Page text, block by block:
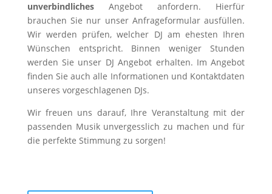
unverbindlichesAngebot anfordern. Hierfür
brauchen Sie nur unser Anfrageformular ausfüllen.
Wir werden prüfen, welcher DJ am ehesten Ihren
Wünschen entspricht. Binnen weniger Stunden
werden Sie unser DJ Angebot erhalten. Im Angebot
finden Sie auch alle Informationen und Kontaktdaten
unseres vorgeschlagenen DJs.
Wir freuen uns darauf, Ihre Veranstaltung mit der
passenden Musik unvergesslich zu machen und für
die perfekte Stimmung zu sorgen!